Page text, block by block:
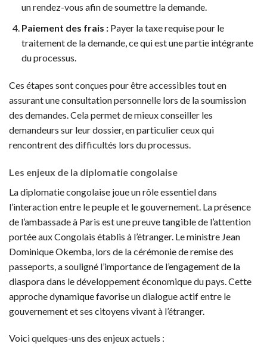
un rendez-vous afin de soumettre la demande.
Paiement des frais :Payer la taxe requise pour le
traitement de la demande, ce qui est une partie intégrante
du processus.
Ces étapes sont conçues pour être accessibles tout en
assurant une consultation personnelle lors de la soumission
des demandes. Cela permet de mieux conseiller les
demandeurs sur leur dossier, en particulier ceux qui
rencontrent des difficultés lors du processus.
Les enjeux de la diplomatie congolaise
La diplomatie congolaise joue un rôle essentiel dans
l’interaction entre le peuple et le gouvernement. La présence
de l’ambassade à Paris est une preuve tangible de l’attention
portée aux Congolais établis à l’étranger. Le ministre Jean
Dominique Okemba, lors de la cérémonie de remise des
passeports, a souligné l’importance de l’engagement de la
diaspora dans le développement économique du pays. Cette
approche dynamique favorise un dialogue actif entre le
gouvernement et ses citoyens vivant à l’étranger.
Voici quelques-uns des enjeux actuels :